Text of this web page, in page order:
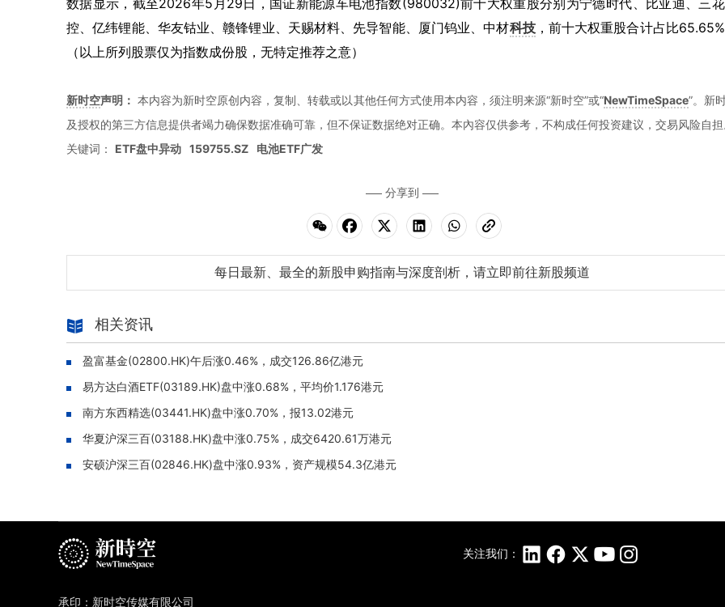
数据显示，截至2026年5月29日，国证新能源车电池指数(980032)前十大权重股分别为宁德时代、比亚迪、三
控、亿纬锂能、华友钴业、赣锋锂业、天赐材料、先导智能、厦门钨业、中材科技，前十大权重股合计占比65.65%
（以上所列股票仅为指数成份股，无特定推荐之意）
新时空声明： 本内容为新时空原创内容，复制、转载或以其他任何方式使用本内容，须注明来源“新时空”或“NewTimeSpace”。新
及授权的第三方信息提供者竭力确保数据准确可靠，但不保证数据绝对正确。本內容仅供参考，不构成任何投资建议，交易风险自担
关键词：
ETF盘中异动 159755.SZ 电池ETF广发
分享到
每日最新、最全的新股申购指南与深度剖析，请立即前往新股频道
相关资讯
盈富基金(02800.HK)午后涨0.46%，成交126.86亿港元
易方达白酒ETF(03189.HK)盘中涨0.68%，平均价1.176港元
南方东西精选(03441.HK)盘中涨0.70%，报13.02港元
华夏沪深三百(03188.HK)盘中涨0.75%，成交6420.61万港元
安硕沪深三百(02846.HK)盘中涨0.93%，资产规模54.3亿港元
关注我们：
承印：新时空传媒有限公司